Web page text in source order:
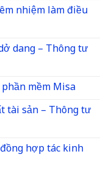
nhiệm làm điều
dang – Thông tư
mềm Misa
tài sản – Thông tư
hợp tác kinh